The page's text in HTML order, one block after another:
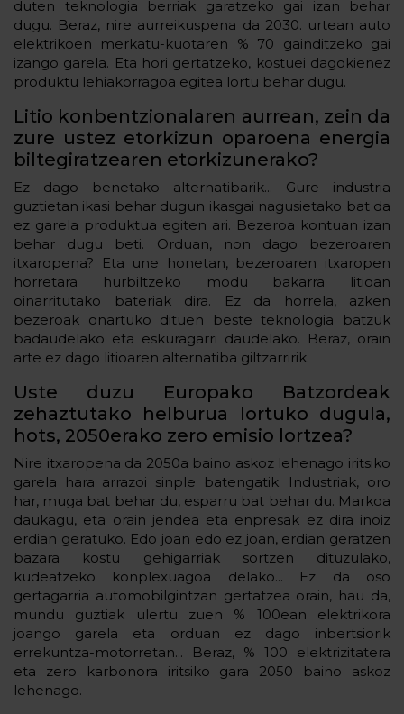
duten teknologia berriak garatzeko gai izan behar
dugu. Beraz, nire aurreikuspena da 2030. urtean auto
elektrikoen merkatu-kuotaren % 70 gainditzeko gai
izango garela. Eta hori gertatzeko, kostuei dagokienez
produktu lehiakorragoa egitea lortu behar dugu.
Litio konbentzionalaren aurrean, zein da
zure ustez etorkizun oparoena energia
biltegiratzearen etorkizunerako?
Ez dago benetako alternatibarik... Gure industria
guztietan ikasi behar dugun ikasgai nagusietako bat da
ez garela produktua egiten ari. Bezeroa kontuan izan
behar dugu beti. Orduan, non dago bezeroaren
itxaropena? Eta une honetan, bezeroaren itxaropen
horretara hurbiltzeko modu bakarra litioan
oinarritutako bateriak dira. Ez da horrela, azken
bezeroak onartuko dituen beste teknologia batzuk
badaudelako eta eskuragarri daudelako. Beraz, orain
arte ez dago litioaren alternatiba giltzarririk.
Uste duzu Europako Batzordeak
zehaztutako helburua lortuko dugula,
hots, 2050erako zero emisio lortzea?
Nire itxaropena da 2050a baino askoz lehenago iritsiko
garela hara arrazoi sinple batengatik. Industriak, oro
har, muga bat behar du, esparru bat behar du. Markoa
daukagu, eta orain jendea eta enpresak ez dira inoiz
erdian geratuko. Edo joan edo ez joan, erdian geratzen
bazara kostu gehigarriak sortzen dituzulako,
kudeatzeko konplexuagoa delako... Ez da oso
gertagarria automobilgintzan gertatzea orain, hau da,
mundu guztiak ulertu zuen % 100ean elektrikora
joango garela eta orduan ez dago inbertsiorik
errekuntza-motorretan... Beraz, % 100 elektrizitatera
eta zero karbonora iritsiko gara 2050 baino askoz
lehenago.